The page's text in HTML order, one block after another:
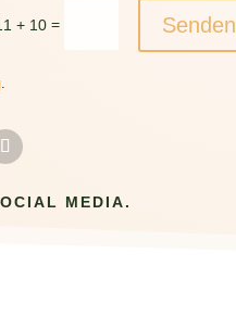
+ 10 = Senden
.
MEDIA.